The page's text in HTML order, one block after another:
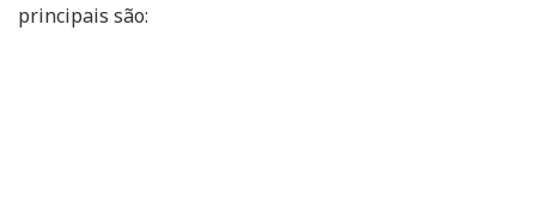
principais são: